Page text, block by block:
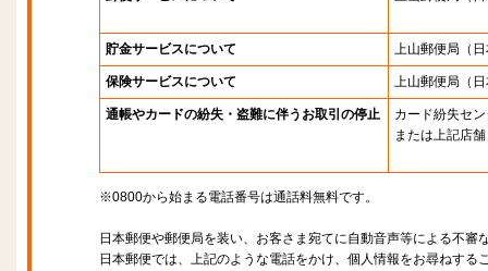
貯金サービスについて 上山郵便局 （
保険サービスについて 上山郵便局 （
通帳やカードの紛失・盗難に伴うお取引の停止
カード紛失セ
または上記店舗
※0800から始まる電話番号は通話料無料です。
日本郵便や郵便局を装い、お客さま宛てに自動音声等による不審
日本郵便では、上記のような電話をかけ、個人情報をお尋ねする